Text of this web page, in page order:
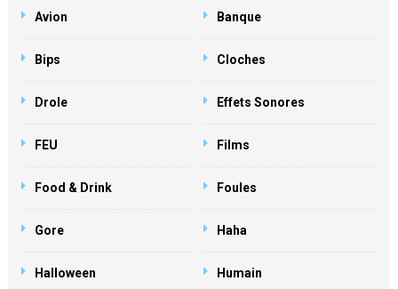
Avion Banque
Bips Cloches
Drole Effets Sonores
FEU Films
Food & Drink Foules
Gore Haha
Halloween Humain